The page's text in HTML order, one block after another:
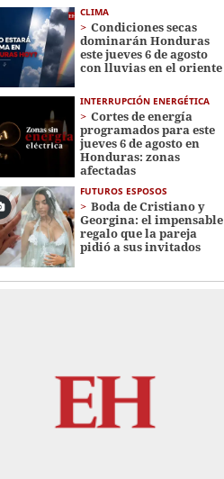
CLIMA
Condiciones secas
dominarán Honduras
este jueves 6 de agosto
con lluvias en el oriente
INTERRUPCIÓN ENERGÉTICA
Cortes de energía
programados para este
jueves 6 de agosto en
Honduras: zonas
afectadas
FUTUROS ESPOSOS
Boda de Cristiano y
Georgina: el impensable
regalo que la pareja
pidió a sus invitados